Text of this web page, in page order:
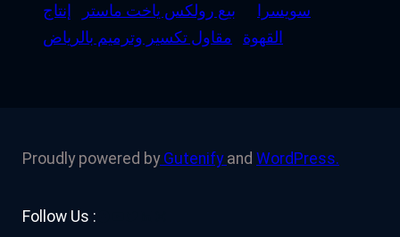
سويسرا
بيع رولكس ياخت ماستر
إنتاج
القهوة
مقاول تكسير وترميم بالرياض
Proudly powered byGutenify and WordPress.
Follow Us :